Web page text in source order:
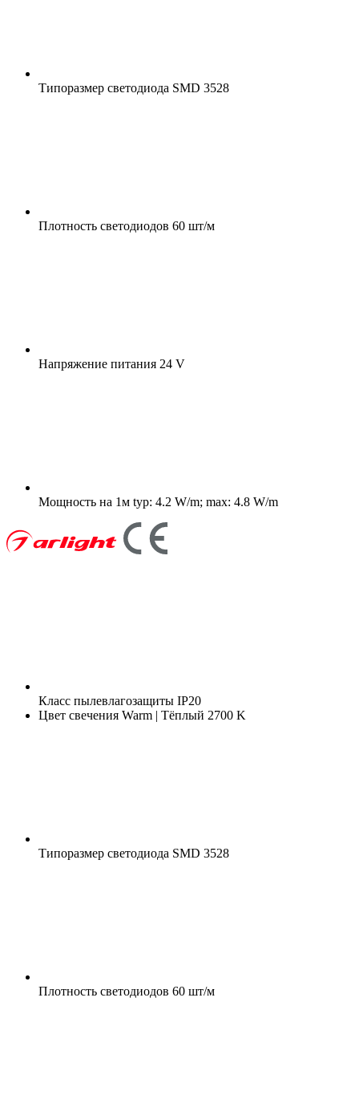
Типоразмер светодиода SMD 3528
Плотность светодиодов 60 шт/м
Напряжение питания 24 V
Мощность на 1м typ: 4.2 W/m; max: 4.8 W/m
Класс пылевлагозащиты IP20
Цвет свечения Warm | Тёплый 2700 K
Типоразмер светодиода SMD 3528
Плотность светодиодов 60 шт/м